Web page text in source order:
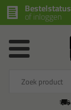
Bestelstatus
of inloggen